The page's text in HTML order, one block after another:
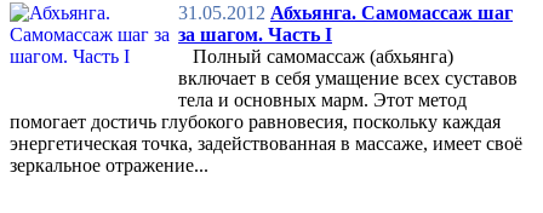
31.05.2012 Абхьянга. Самомассаж шаг
за шагом. Часть I
Полный самомассаж (абхьянга)
включает в себя умащение всех суставов
тела и основных марм. Этот метод
помогает достичь глубокого равновесия, поскольку каждая
энергетическая точка, задействованная в массаже, имеет своё
зеркальное отражение...